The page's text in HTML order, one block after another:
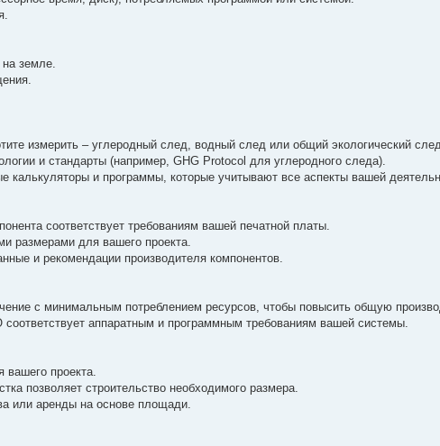
земле.
измерить – углеродный след, водный след или общий экологический след.
и стандарты (например, GHG Protocol для углеродного следа).
калькуляторы и программы, которые учитывают все аспекты вашей
соответствует требованиям вашей печатной платы.
размерами для вашего проекта.
и рекомендации производителя компонентов.
с минимальным потреблением ресурсов, чтобы повысить общую
аппаратным и программным требованиям вашей системы.
проекта.
позволяет строительство необходимого размера.
или аренды на основе площади.